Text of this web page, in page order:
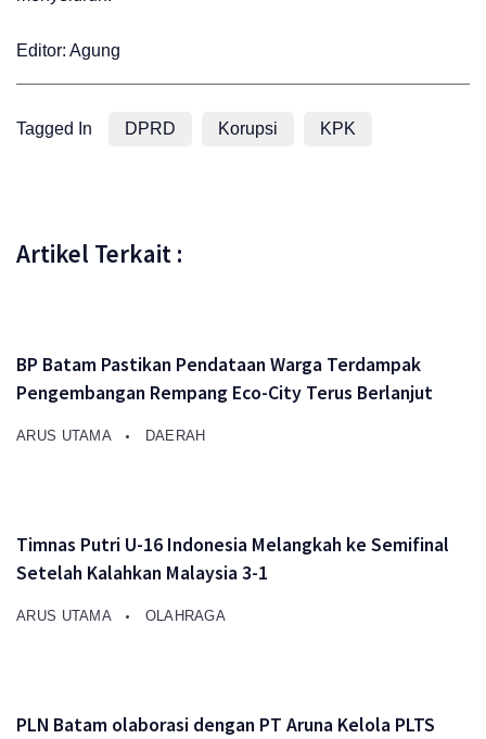
Editor: Agung
Tagged In DPRD Korupsi KPK
Artikel Terkait :
BP Batam Pastikan Pendataan Warga Terdampak
Pengembangan Rempang Eco-City Terus Berlanjut
ARUS UTAMA DAERAH
Timnas Putri U-16 Indonesia Melangkah ke Semifinal
Setelah Kalahkan Malaysia 3-1
ARUS UTAMA OLAHRAGA
PLN Batam olaborasi dengan PT Aruna Kelola PLTS